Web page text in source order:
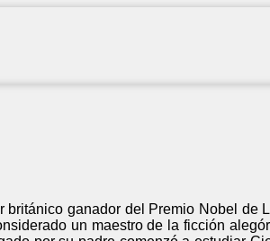
ganador del Premio Nobel de
un maestro de la ficción